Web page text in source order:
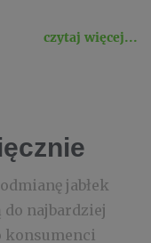
czytaj więcej...
jabłek
do najbardziej
konsumenci